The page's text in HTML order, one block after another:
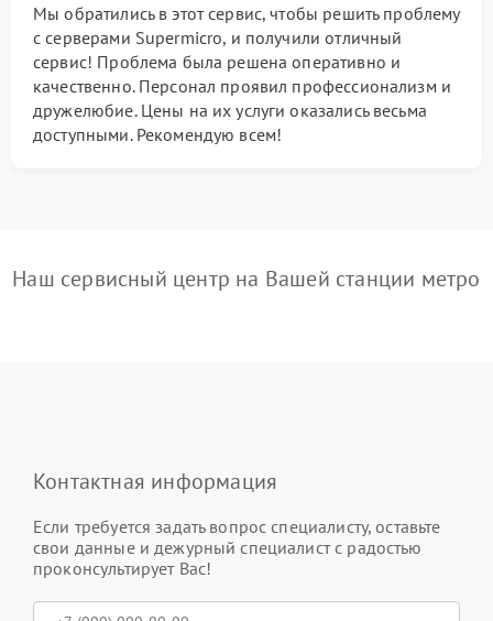
Мы обратились в этот сервис, чтобы решить проблему
с серверами Supermicro, и получили отличный
сервис! Проблема была решена оперативно и
качественно. Персонал проявил профессионализм и
дружелюбие. Цены на их услуги оказались весьма
доступными. Рекомендую всем!
Наш сервисный центр на Вашей станции метро
Контактная информация
Если требуется задать вопрос специалисту, оставьте
свои данные и дежурный специалист с радостью
проконсультирует Вас!